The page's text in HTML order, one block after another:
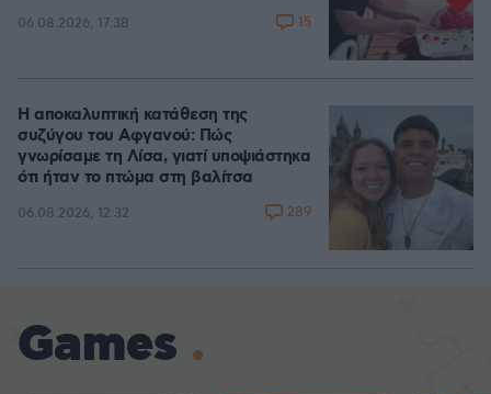
06.08.2026, 17:38 15
Η αποκαλυπτική κατάθεση της
συζύγου του Αφγανού: Πώς
γνωρίσαμε τη Λίσα, γιατί υποψιάστηκα
ότι ήταν το πτώμα στη βαλίτσα
06.08.2026, 12:32 289
Games